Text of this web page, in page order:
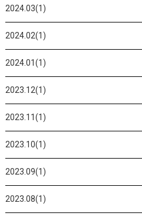
2024.03(1)
2024.02(1)
2024.01(1)
2023.12(1)
2023.11(1)
2023.10(1)
2023.09(1)
2023.08(1)